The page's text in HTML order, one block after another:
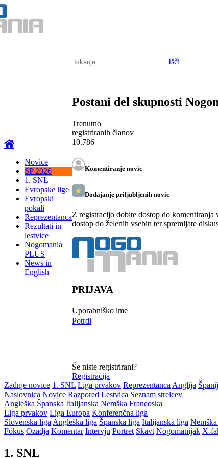
Novice
SP 2026
1. SNL
Evropske lige
Evropski
pokali
Reprezentanca
Rezultati in
lestvice
Nogomania
PLUS
News in
English
Išči
Postani del skupnosti
Trenutno
registriranih članov
10.786
Komentiranje novic
Dodajanje priljubljenih novic
Z registracijo dobite dostop do
dostop do želenih vsebin ter spremljate
PRIJAVA
Uporabniško ime
Potrdi
Še niste registrirani?
Registracija
Zadnje novice 1. SNL Liga prvakov Reprezentanca Anglija
Naslovnica Novice Razpored Lestvica Seznam strelcev
Angleška Španska Italijanska Nemška Francoska
Liga prvakov Liga Europa Konferenčna liga
Slovenska liga Angleška liga Španska liga Italijanska liga
Fokus Ozadja Komentar Intervju Portret Skavt Nogomanijak X-
1. SNL